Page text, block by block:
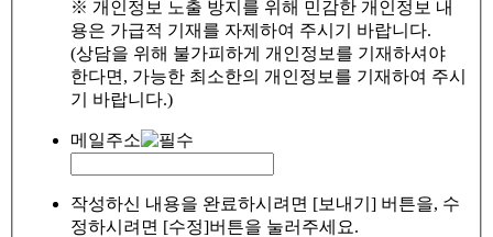
※ 개인정보 노출 방지를 위해 민감한 개인정보 내
용은 가급적 기재를 자제하여 주시기 바랍니다.
(상담을 위해 불가피하게 개인정보를 기재하셔야
한다면, 가능한 최소한의 개인정보를 기재하여 주시
기 바랍니다.)
메일주소
작성하신 내용을 완료하시려면 [보내기] 버튼을, 수
정하시려면 [수정]버튼을 눌러주세요.